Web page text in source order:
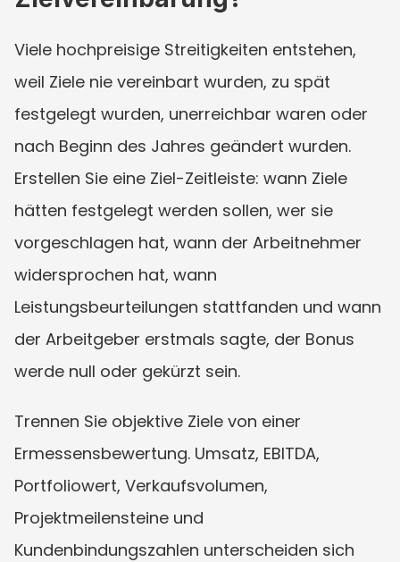
Viele hochpreisige Streitigkeiten entstehen,
weil Ziele nie vereinbart wurden, zu spät
festgelegt wurden, unerreichbar waren oder
nach Beginn des Jahres geändert wurden.
Erstellen Sie eine Ziel-Zeitleiste: wann Ziele
hätten festgelegt werden sollen, wer sie
vorgeschlagen hat, wann der Arbeitnehmer
widersprochen hat, wann
Leistungsbeurteilungen stattfanden und wann
der Arbeitgeber erstmals sagte, der Bonus
werde null oder gekürzt sein.
Trennen Sie objektive Ziele von einer
Ermessensbewertung. Umsatz, EBITDA,
Portfoliowert, Verkaufsvolumen,
Projektmeilensteine und
Kundenbindungszahlen unterscheiden sich